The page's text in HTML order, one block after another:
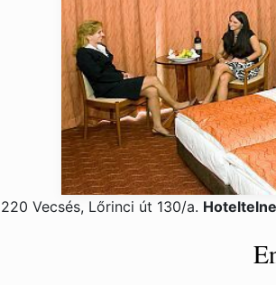
Vecsés, Lőrinci út 130/a.